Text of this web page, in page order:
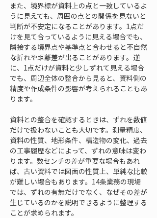
また、境界標が資料上の点と一致しているよ
うに見えても、周囲の点との関係を見ないと
判断が不安定になることがあります。1点だ
けを見て合っているように見える場合でも、
隣接する境界点や基準点と合わせると不自然
な折れや距離差が出ることがあります。逆
に、1点だけが資料と少しずれて見える場合
でも、周辺全体の整合から見ると、資料側の
精度や作成条件の影響が考えられることもあ
ります。
資料との整合を確認するときは、ずれを数値
だけで扱わないことも大切です。測量精度、
資料の性質、地形条件、構造物の変化、過去
の工事履歴などによって、ずれの意味は変わ
ります。数センチの差が重要な場合もあれ
ば、古い資料では図面の性質上、単純な比較
が難しい場合もあります。14条業務の現場
では、ずれの有無だけでなく、なぜその差が
生じているのかを説明できるように整理する
ことが求められます。